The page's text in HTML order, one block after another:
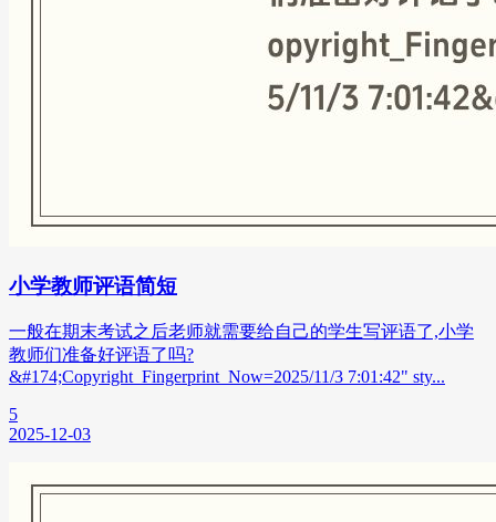
小学教师评语简短
一般在期末考试之后老师就需要给自己的学生写评语了,小学
教师们准备好评语了吗?
&#174;Copyright_Fingerprint_Now=2025/11/3 7:01:42" sty...
5
2025-12-03